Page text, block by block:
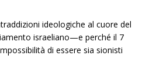
ideologiche al cuore del
israeliano—e perché il 7
di essere sia sionisti